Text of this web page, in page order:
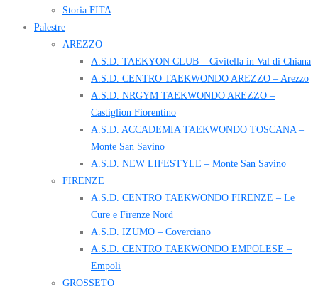
Storia FITA
Palestre
AREZZO
A.S.D. TAEKYON CLUB – Civitella in Val di Chiana
A.S.D. CENTRO TAEKWONDO AREZZO – Arezzo
A.S.D. NRGYM TAEKWONDO AREZZO –
Castiglion Fiorentino
A.S.D. ACCADEMIA TAEKWONDO TOSCANA –
Monte San Savino
A.S.D. NEW LIFESTYLE – Monte San Savino
FIRENZE
A.S.D. CENTRO TAEKWONDO FIRENZE – Le
Cure e Firenze Nord
A.S.D. IZUMO – Coverciano
A.S.D. CENTRO TAEKWONDO EMPOLESE –
Empoli
GROSSETO